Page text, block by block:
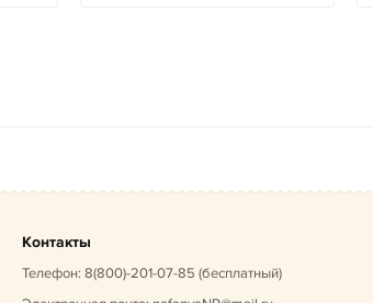
Контакты
Телефон: 8(800)-201-07-85 (бесплатный)